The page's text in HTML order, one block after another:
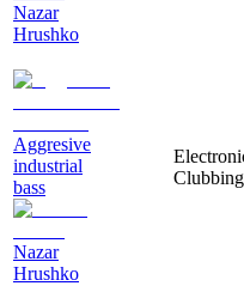
Nazar
Hrushko
Aggresive
industrial
bass
Nazar
Hrushko